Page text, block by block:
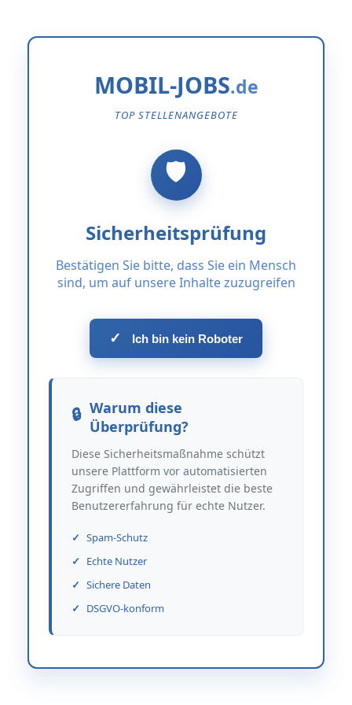
MOBIL-JOBS
TOP STELLENANGEBOTE
Sicherheitsprüfung
Bestätigen Sie bitte, dass Sie ein Mensch
sind, um auf unsere Inhalte zuzugreifen
✓ Ich bin kein Roboter
Warum diese
Überprüfung?
Diese Sicherheitsmaßnahme schützt
unsere Plattform vor automatisierten
Zugriffen und gewährleistet die beste
Benutzererfahrung für echte Nutzer.
Spam-Schutz
Echte Nutzer
Sichere Daten
DSGVO-konform